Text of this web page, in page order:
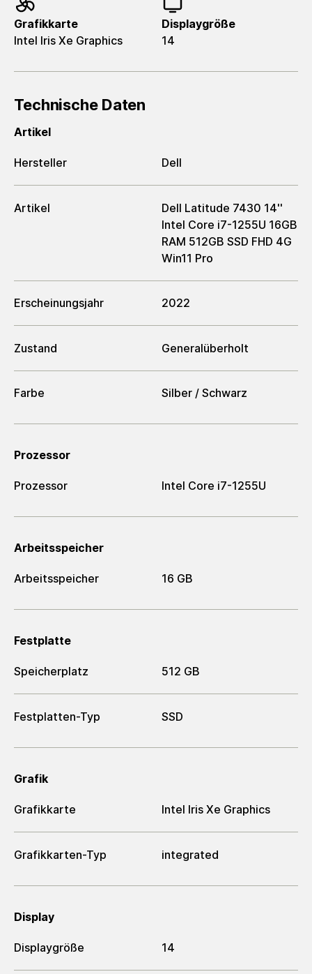
Grafikkarte
Intel Iris Xe Graphics
Displaygröße
14
Technische Daten
Artikel
Hersteller Dell
Artikel
Dell Latitude 7430 14''
Intel Core i7-1255U 16GB
RAM 512GB SSD FHD 4G
Win11 Pro
Erscheinungsjahr 2022
Zustand Generalüberholt
Farbe Silber / Schwarz
Prozessor
Prozessor Intel Core i7-1255U
Arbeitsspeicher
Arbeitsspeicher 16 GB
Festplatte
Speicherplatz 512 GB
Festplatten-Typ SSD
Grafik
Grafikkarte Intel Iris Xe Graphics
Grafikkarten-Typ integrated
Display
Displaygröße 14